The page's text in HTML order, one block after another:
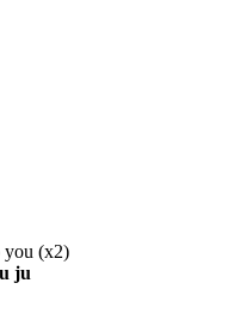
(x2)
ju